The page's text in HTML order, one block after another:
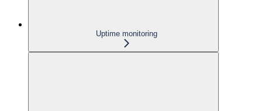
Uptime monitoring